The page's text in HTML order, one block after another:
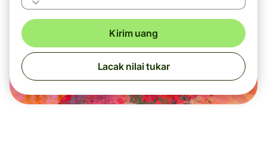
Kirim uang
Lacak nilai tukar